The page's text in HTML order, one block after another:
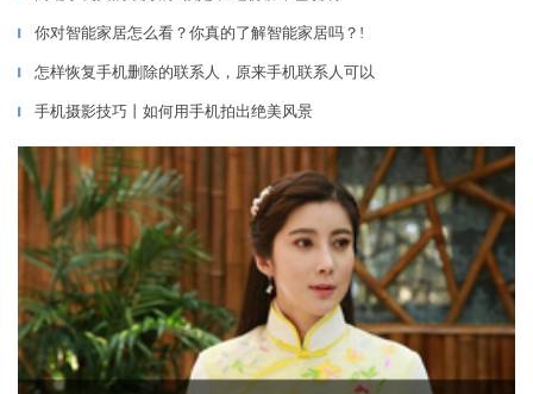
▎ 你对智能家居怎么看？你真的了解智能家居吗？!
▎ 怎样恢复手机删除的联系人，原来手机联系人可以
▎ 手机摄影技巧丨如何用手机拍出绝美风景